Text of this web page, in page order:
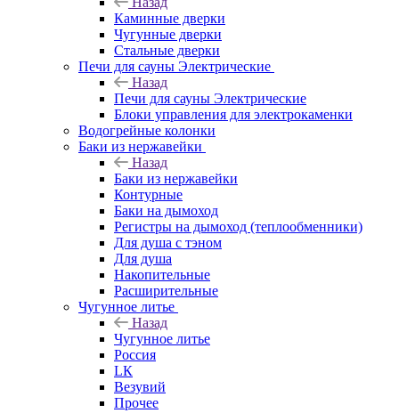
Каминные дверки
Чугунные дверки
Стальные дверки
Печи для сауны Электрические
Назад
Печи для сауны Электрические
Блоки управления для электрокаменки
Водогрейные колонки
Баки из нержавейки
Назад
Баки из нержавейки
Контурные
Баки на дымоход
Регистры на дымоход (теплообменники)
Для душа с тэном
Для душа
Накопительные
Расширительные
Чугунное литье
Назад
Чугунное литье
Россия
LК
Везувий
Прочее